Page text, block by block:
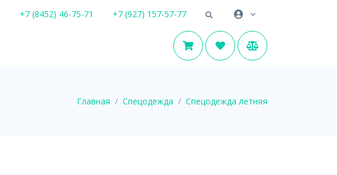
+7 (8452) 46-75-71 +7 (927) 157-57-77
Главная Спецодежда Спецодежда летняя